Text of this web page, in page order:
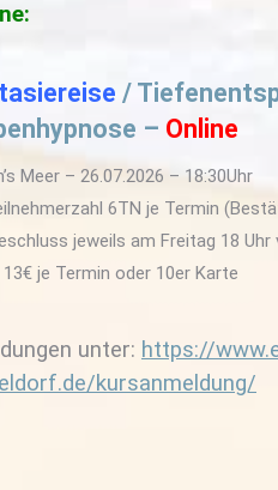
/
– Online
Meer – 26.07.2026 – 18:30Uhr
6TN je Termin
jeweils am Freitag 18 Uhr
je Termin oder 10er Karte
unter: https://
kursanmeldung/